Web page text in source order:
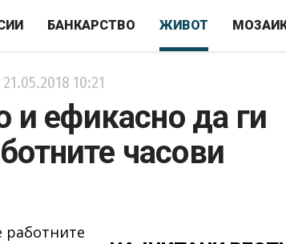
БАНКАРСТВО ЖИВОТ
21.05.2018 10:21
и ефикасно да ги
часови